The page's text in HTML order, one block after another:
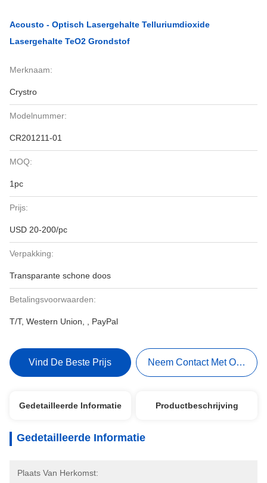
Acousto - Optisch Lasergehalte Telluriumdioxide
Lasergehalte TeO2 Grondstof
Merknaam:
Crystro
Modelnummer:
CR201211-01
MOQ:
1pc
Prijs:
USD 20-200/pc
Verpakking:
Transparante schone doos
Betalingsvoorwaarden:
T/T, Western Union, , PayPal
Vind De Beste Prijs Neem Contact Met Ons Op
Gedetailleerde Informatie Productbeschrijving
Gedetailleerde Informatie
Plaats Van Herkomst: